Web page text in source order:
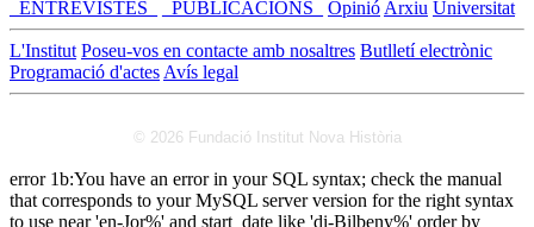
_ENTREVISTES_
_PUBLICACIONS_ Opinió Arxiu Universitat
L'Institut Poseu-vos en contacte amb nosaltres Butlletí electrònic
Programació d'actes Avís legal
© 2026 Fundació Institut Nova Història
error 1b:You have an error in your SQL syntax; check the manual
that corresponds to your MySQL server version for the right syntax
to use near 'en-Jor%' and start_date like 'di-Bilbeny%' order by